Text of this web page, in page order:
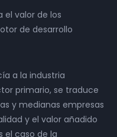
el valor de los
de desarrollo
a la industria
primario, se traduce
y medianas empresas
y el valor añadido
el caso de la